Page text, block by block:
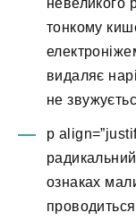
тонкому
видаляє
не
p
ознаках